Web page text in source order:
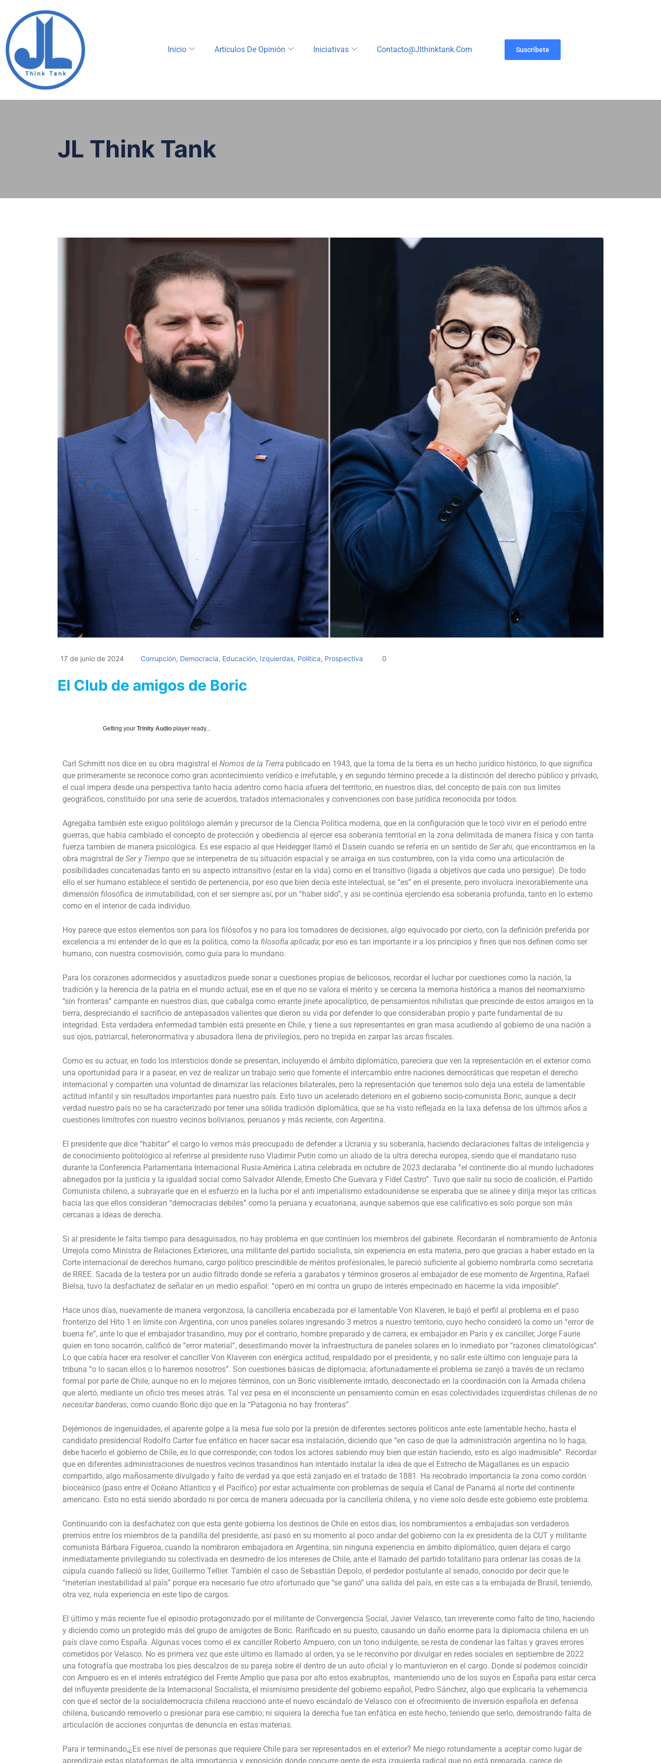
Inicio Artículos De Opinión Iniciativas Contacto@jlthinktank.com Suscríbete
JL Think Tank
17 de junio de 2024 Corrupción, Democracia, Educación, Izquierdas, Política, Prospectiva 0
El Club de amigos de Boric
Getting your Trinity Audio player ready...
Carl Schmitt nos dice en su obra magistral el Nomos de la Tierra publicado en 1943, que la toma de la tierra es un hecho jurídico histórico, lo que significa
que primeramente se reconoce como gran acontecimiento verídico e irrefutable, y en segundo término precede a la distinción del derecho público y privado,
el cual impera desde una perspectiva tanto hacia adentro como hacia afuera del territorio, en nuestros dias, del concepto de país con sus limites
geográficos, constituído por una serie de acuerdos, tratados internacionales y convenciones con base jurídica reconocida por todos.
Agregaba también este exiguo politólogo alemán y precursor de la Ciencia Política moderna, que en la configuración que le tocó vivir en el período entre
guerras, que habia cambiado el concepto de protección y obediencia al ejercer esa soberania territorial en la zona delimitada de manera física y con tanta
fuerza tambien de manera psicológica. Es ese espacio al que Heidegger llamó el Dasein cuando se refería en un sentido de Ser ahi, que encontramos en la
obra magistral de Ser y Tiempo que se interpenetra de su situación espacial y se arraiga en sus costumbres, con la vida como una articulación de
posibilidades concatenadas tanto en su aspecto intransitivo (estar en la vida) como en el transitivo (ligada a objetivos que cada uno persigue). De todo
ello el ser humano establece el sentido de pertenencia, por eso que bien decía este intelectual, se “es” en el presente, pero involucra inexorablemente una
dimensión filosófica de inmutabilidad, con el ser siempre así, por un “haber sido”, y asi se continúa ejerciendo esa soberania profunda, tanto en lo externo
como en el interior de cada individuo.
Hoy parece que estos elementos son para los filósofos y no para los tomadores de decisiones, algo equivocado por cierto, con la definición preferida por
excelencia a mi entender de lo que es la politica, como la filosofía aplicada; por eso es tan importante ir a los principios y fines que nos definen como ser
humano, con nuestra cosmovisión, como guía para lo mundano.
Para los corazones adormecidos y asustadizos puede sonar a cuestiones propias de belicosos, recordar el luchar por cuestiones como la nación, la
tradición y la herencia de la patria en el mundo actual, ese en el que no se valora el mérito y se cercena la memoria histórica a manos del neomarxismo
“sin fronteras” campante en nuestros dias, que cabalga como errante jinete apocalíptico, de pensamientos nihilistas que prescinde de estos arraigos en la
tierra, despreciando el sacrificio de antepasados valientes que dieron su vida por defender lo que consideraban propio y parte fundamental de su
integridad. Esta verdadera enfermedad también está presente en Chile, y tiene a sus representantes en gran masa acudiendo al gobierno de una nación a
sus ojos, patriarcal, heteronormativa y abusadora llena de privilegios, pero no trepida en zarpar las arcas fiscales.
Como es su actuar, en todo los intersticios donde se presentan, incluyendo el ámbito diplomático, pareciera que ven la representación en el exterior como
una oportunidad para ir a pasear, en vez de realizar un trabajo serio que fomente el intercambio entre naciones democráticas que respetan el derecho
internacional y comparten una voluntad de dinamizar las relaciones bilaterales, pero la representación que tenemos solo deja una estela de lamentable
actitud infantil y sin resultados importantes para nuestro país. Esto tuvo un acelerado deterioro en el gobierno socio-comunista Boric, aunque a decir
verdad nuestro país no se ha caracterizado por tener una sólida tradición diplomática, que se ha visto reflejada en la laxa defensa de los últimos años a
cuestiones limítrofes con nuestro vecinos bolivianos, peruanos y más reciente, con Argentina.
El presidente que dice “habitar” el cargo lo vemos más preocupado de defender a Ucrania y su soberanía, haciendo declaraciones faltas de inteligencia y
de conocimiento politológico al referirse al presidente ruso Vladimir Putin como un aliado de la ultra derecha europea, siendo que el mandatario ruso
durante la Conferencia Parlamentaria Internacional Rusia-América Latina celebrada en octubre de 2023 declaraba “el continente dio al mundo luchadores
abnegados por la justicia y la igualdad social como Salvador Allende, Ernesto Che Guevara y Fidel Castro”. Tuvo que salir su socio de coalición, el Partido
Comunista chileno, a subrayarle que en el esfuerzo en la lucha por el anti imperialismo estadounidense se esperaba que se alinee y dirija mejor las criticas
hacia las que ellos consideran “democracias debiles” como la peruana y ecuatoriana, aunque sabemos que ese calificativo es solo porque son más
cercanas a ideas de derecha.
Si al presidente le falta tiempo para desaguisados, no hay problema en que continúen los miembros del gabinete. Recordarán el nombramiento de Antonia
Urrejola como Ministra de Relaciones Exteriores, una militante del partido socialista, sin experiencia en esta materia, pero que gracias a haber estado en la
Corte internacional de derechos humano, cargo político prescindible de méritos profesionales, le pareció suficiente al gobierno nombrarla como secretaria
de RREE. Sacada de la testera por un audio filtrado donde se refería a garabatos y términos groseros al embajador de ese momento de Argentina, Rafael
Bielsa, tuvo la desfachatez de señalar en un medio español: “operó en mi contra un grupo de interés empecinado en hacerme la vida imposible”.
Hace unos días, nuevamente de manera vergonzosa, la cancillería encabezada por el lamentable Von Klaveren, le bajó el perfil al problema en el paso
fronterizo del Hito 1 en límite con Argentina, con unos paneles solares ingresando 3 metros a nuestro territorio, cuyo hecho consideró la como un “error de
buena fe”, ante lo que el embajador trasandino, muy por el contrario, hombre preparado y de carrera, ex embajador en París y ex canciller, Jorge Faurie
quien en tono socarrón, calificó de “error material”, desestimando mover la infraestructura de paneles solares en lo inmediato por “razones climatológicas”.
Lo que cabía hacer era resolver el canciller Von Klaveren con enérgica actitud, respaldado por el presidente, y no salir este último con lenguaje para la
tribuna “o lo sacan ellos o lo haremos nosotros”. Son cuestiones básicas de diplomacia; afortunadamente el problema se zanjó a través de un reclamo
formal por parte de Chile, aunque no en lo mejores términos, con un Boric visiblemente irritado, desconectado en la coordinación con la Armada chilena
que alertó, mediante un oficio tres meses atrás. Tal vez pesa en el inconsciente un pensamiento común en esas colectividades izquierdistas chilenas de no
necesitar banderas, como cuando Boric dijo que en la “Patagonia no hay fronteras”.
Dejémonos de ingenuidades, el aparente golpe a la mesa fue solo por la presión de diferentes sectores politicos ante este lamentable hecho, hasta el
candidato presidencial Rodolfo Carter fue enfático en hacer sacar esa instalación, diciendo que “en caso de que la administración argentina no lo haga,
debe hacerlo el gobierno de Chile, es lo que corresponde; con todos los actores sabiendo muy bien que están haciendo, esto es algo inadmisible”. Recordar
que en diferentes administraciones de nuestros vecinos trasandinos han intentado instalar la idea de que el Estrecho de Magallanes es un espacio
compartido, algo mañosamente divulgado y falto de verdad ya que está zanjado en el tratado de 1881 . Ha recobrado importancia la zona como cordón
bioceánico (paso entre el Océano Atlantico y el Pacífico) por estar actualmente con problemas de sequía el Canal de Panamá al norte del continente
americano. Esto no está siendo abordado ni por cerca de manera adecuada por la cancillería chilena, y no viene solo desde este gobierno este problema.
Continuando con la desfachatez con que esta gente gobierna los destinos de Chile en estos dias, los nombramientos a embajadas son verdaderos
premios entre los miembros de la pandilla del presidente, así pasó en su momento al poco andar del gobierno con la ex presidenta de la CUT y militante
comunista Bárbara Figueroa, cuando la nombraron embajadora en Argentina, sin ninguna experiencia en ámbito diplomático, quien dejara el cargo
inmediatamente privilegiando su colectivada en desmedro de los intereses de Chile, ante el llamado del partido totalitario para ordenar las cosas de la
cúpula cuando falleció su líder, Guillermo Tellier. También el caso de Sebastián Depolo, el perdedor postulante al senado, conocido por decir que le
“meterían inestabilidad al país” porque era necesario fue otro afortunado que “se ganó” una salida del país, en este cas a la embajada de Brasil, teniendo,
otra vez, nula experiencia en este tipo de cargos.
El último y más reciente fue el episodio protagonizado por el militante de Convergencia Social, Javier Velasco, tan irreverente como falto de tino, haciendo
y diciendo como un protegido más del grupo de amigotes de Boric. Rarificado en su puesto, causando un daño enorme para la diplomacia chilena en un
país clave como España. Algunas voces como el ex canciller Roberto Ampuero, con un tono indulgente, se resta de condenar las faltas y graves errores
cometidos por Velasco. No es primera vez que este último es llamado al orden, ya se le reconvino por divulgar en redes sociales en septiembre de 2022
una fotografía que mostraba los pies descalzos de su pareja sobre él dentro de un auto oficial y lo mantuvieron en el cargo. Donde sí podemos coincidir
con Ampuero es en el interés estratégico del Frente Amplio que pasa por alto estos exabruptos, manteniendo uno de los suyos en España para estar cerca
del influyente presidente de la Internacional Socialista, el mismísimo presidente del gobierno español, Pedro Sánchez, algo que explicaría la vehemencia
con que el sector de la socialdemocracia chilena reaccionó ante el nuevo escándalo de Velasco con el ofrecimiento de inversión española en defensa
chilena, buscando removerlo o presionar para ese cambio; ni siquiera la derecha fue tan enfática en este hecho, teniendo que serlo, demostrando falta de
articulación de acciones conjuntas de denuncia en estas materias.
Para ir terminando,¿Es ese nivel de personas que requiere Chile para ser representados en el exterior? Me niego rotundamente a aceptar como lugar de
aprendizaje estas plataformas de alta importancia y exposición donde concurre gente de esta izquierda radical que no está preparada, carece de